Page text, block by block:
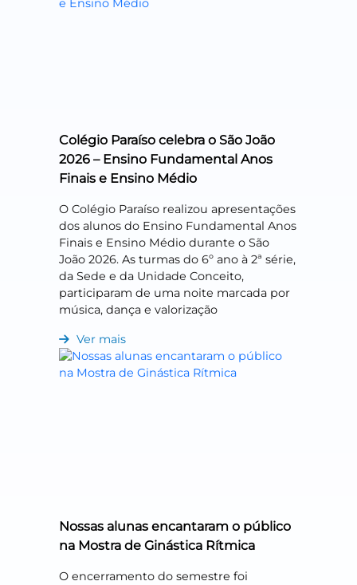
Colégio Paraíso celebra o São João
2026 – Ensino Fundamental Anos
Finais e Ensino Médio
O Colégio Paraíso realizou apresentações
dos alunos do Ensino Fundamental Anos
Finais e Ensino Médio durante o São
João 2026. As turmas do 6º ano à 2ª série,
da Sede e da Unidade Conceito,
participaram de uma noite marcada por
música, dança e valorização
Ver mais
Nossas alunas encantaram o público
na Mostra de Ginástica Rítmica
O encerramento do semestre foi